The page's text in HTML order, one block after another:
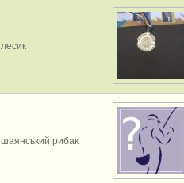
лесик
шаянський рибак